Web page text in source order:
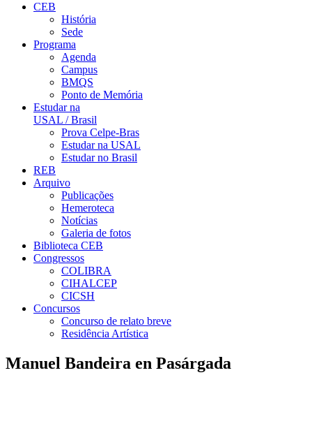
CEB
História
Sede
Programa
Agenda
Campus
BMQS
Ponto de Memória
Estudar na
USAL / Brasil
Prova Celpe-Bras
Estudar na USAL
Estudar no Brasil
REB
Arquivo
Publicações
Hemeroteca
Notícias
Galeria de fotos
Biblioteca CEB
Congressos
COLIBRA
CIHALCEP
CICSH
Concursos
Concurso de relato breve
Residência Artística
Manuel Bandeira en Pasárgada